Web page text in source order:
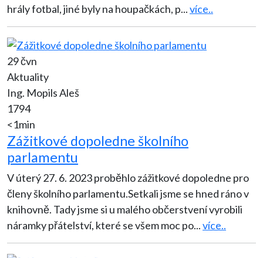
hrály fotbal, jiné byly na houpačkách, p...více..
29 čvn
Aktuality
Ing. Mopils Aleš
1794
<1min
Zážitkové dopoledne školního
parlamentu
V úterý 27. 6. 2023 proběhlo zážitkové dopoledne pro
členy školního parlamentu.Setkali jsme se hned ráno v
knihovně. Tady jsme si u malého občerstvení vyrobili
náramky přátelství, které se všem moc po...více..